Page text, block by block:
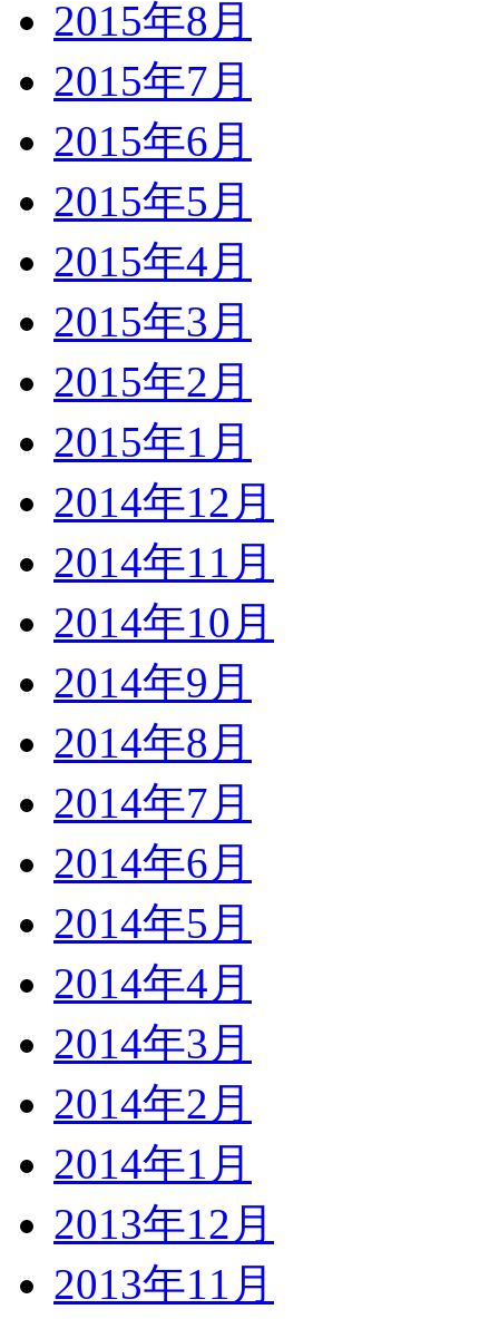
2015年8月
2015年7月
2015年6月
2015年5月
2015年4月
2015年3月
2015年2月
2015年1月
2014年12月
2014年11月
2014年10月
2014年9月
2014年8月
2014年7月
2014年6月
2014年5月
2014年4月
2014年3月
2014年2月
2014年1月
2013年12月
2013年11月